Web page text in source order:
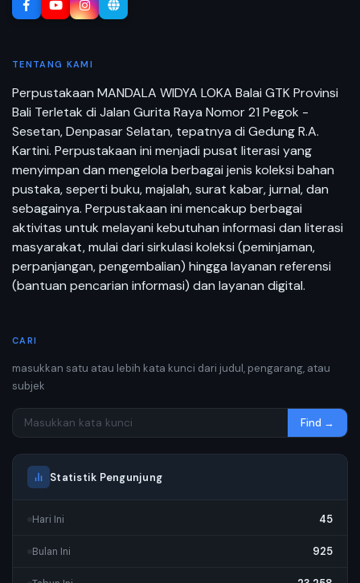
TENTANG KAMI
Perpustakaan MANDALA WIDYA LOKA Balai GTK Provinsi
Bali Terletak di Jalan Gurita Raya Nomor 21 Pegok -
Sesetan, Denpasar Selatan, tepatnya di Gedung R.A.
Kartini. Perpustakaan ini menjadi pusat literasi yang
menyimpan dan mengelola berbagai jenis koleksi bahan
pustaka, seperti buku, majalah, surat kabar, jurnal, dan
sebagainya. Perpustakaan ini mencakup berbagai
aktivitas untuk melayani kebutuhan informasi dan literasi
masyarakat, mulai dari sirkulasi koleksi (peminjaman,
perpanjangan, pengembalian) hingga layanan referensi
(bantuan pencarian informasi) dan layanan digital.
CARI
masukkan satu atau lebih kata kunci dari judul, pengarang, atau
subjek
Find →
Statistik Pengunjung
Hari Ini 45
Bulan Ini 925